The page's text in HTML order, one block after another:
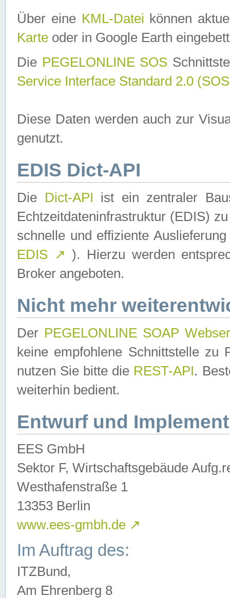
Über eine KML-Datei können
Karte oder in Google Earth
Die PEGELONLINE SOS
Service Interface Standard 2.0
Diese Daten werden auch zur
genutzt.
EDIS Dict-API
Die Dict-API ist ein zentraler
Echtzeitdateninfrastruktur (EDIS)
schnelle und effiziente
EDIS ↗ ). Hierzu werden
Broker angeboten.
Nicht mehr
Der PEGELONLINE SOAP
keine empfohlene Schnittstelle zu
nutzen Sie bitte die REST-API.
weiterhin bedient.
Entwurf und
EES GmbH
Sektor F, Wirtschaftsgebäude
Westhafenstraße 1
13353 Berlin
www.ees-gmbh.de ↗
Im Auftrag des:
ITZBund,
Am Ehrenberg 8